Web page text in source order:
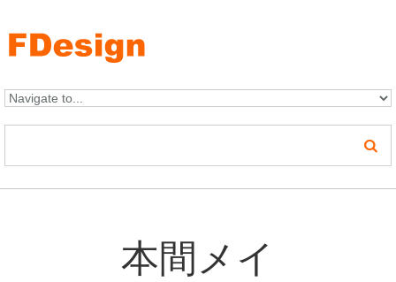
本間メイ